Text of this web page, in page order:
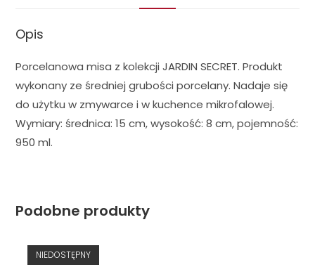
Opis
Porcelanowa misa z kolekcji JARDIN SECRET. Produkt
wykonany ze średniej grubości porcelany. Nadaje się
do użytku w zmywarce i w kuchence mikrofalowej.
Wymiary: średnica: 15 cm, wysokość: 8 cm, pojemność:
950 ml.
Podobne produkty
NIEDOSTĘPNY